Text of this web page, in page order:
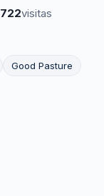
visitas
Good Pasture